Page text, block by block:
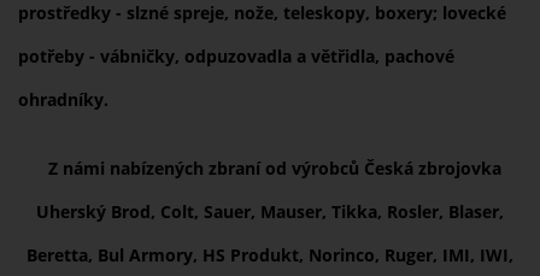
prostředky - slzné spreje, nože, teleskopy, boxery; lovecké
potřeby - vábničky, odpuzovadla a větřidla, pachové
ohradníky.
Z námi nabízených zbraní od výrobců Česká zbrojovka
Uherský Brod, Colt, Sauer, Mauser, Tikka, Rosler, Blaser,
Beretta, Bul Armory, HS Produkt, Norinco, Ruger, IMI, IWI,